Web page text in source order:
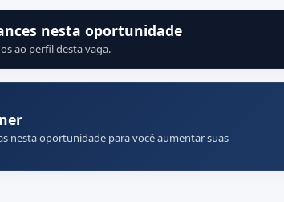
nesta oportunidade
ao perfil desta vaga.
nesta oportunidade para você aumentar suas